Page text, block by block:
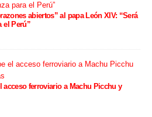
abiertos” al papa León XIV: “Será
el Perú”
ferroviario a Machu Picchu y